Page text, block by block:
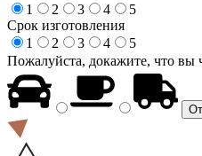
1
2 3 4
5
Срок изготовления
1
2 3 4
5
Пожалуйста, докажите, что вы